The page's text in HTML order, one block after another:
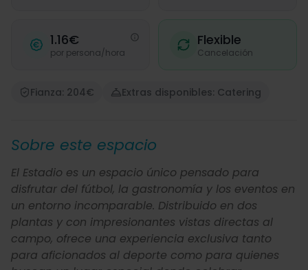
1.16€
por persona/hora
Flexible
Cancelación
Fianza: 204€ Extras disponibles: Catering
Sobre este espacio
El Estadio es un espacio único pensado para
disfrutar del fútbol, la gastronomía y los eventos en
un entorno incomparable. Distribuido en dos
plantas y con impresionantes vistas directas al
campo, ofrece una experiencia exclusiva tanto
para aficionados al deporte como para quienes